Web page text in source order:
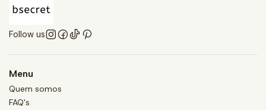
Follow us
Menu
Quem somos
FAQ's